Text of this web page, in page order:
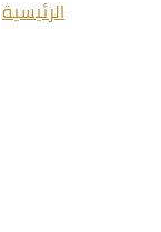
الرئيسية